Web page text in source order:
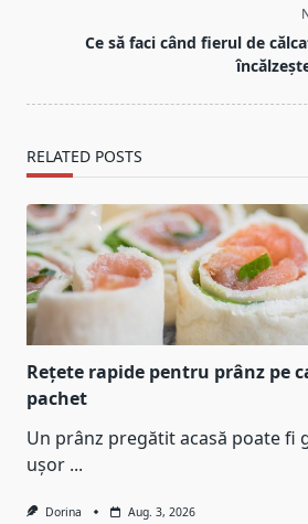
class="nav-Ce să faci când fierul de
RELATED POSTS
Rețete rapide pentru prânz pe
pachet
Un prânz pregătit acasă poate fi
ușor ...
Dorina Aug. 3, 2026